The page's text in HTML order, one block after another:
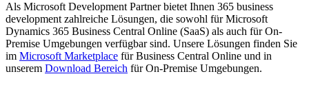
Als Microsoft Development Partner bietet Ihnen 365 business
development zahlreiche Lösungen, die sowohl für Microsoft
Dynamics 365 Business Central Online (SaaS) als auch für On-
Premise Umgebungen verfügbar sind. Unsere Lösungen finden Sie
im Microsoft Marketplace für Business Central Online und in
unserem Download Bereich für On-Premise Umgebungen.